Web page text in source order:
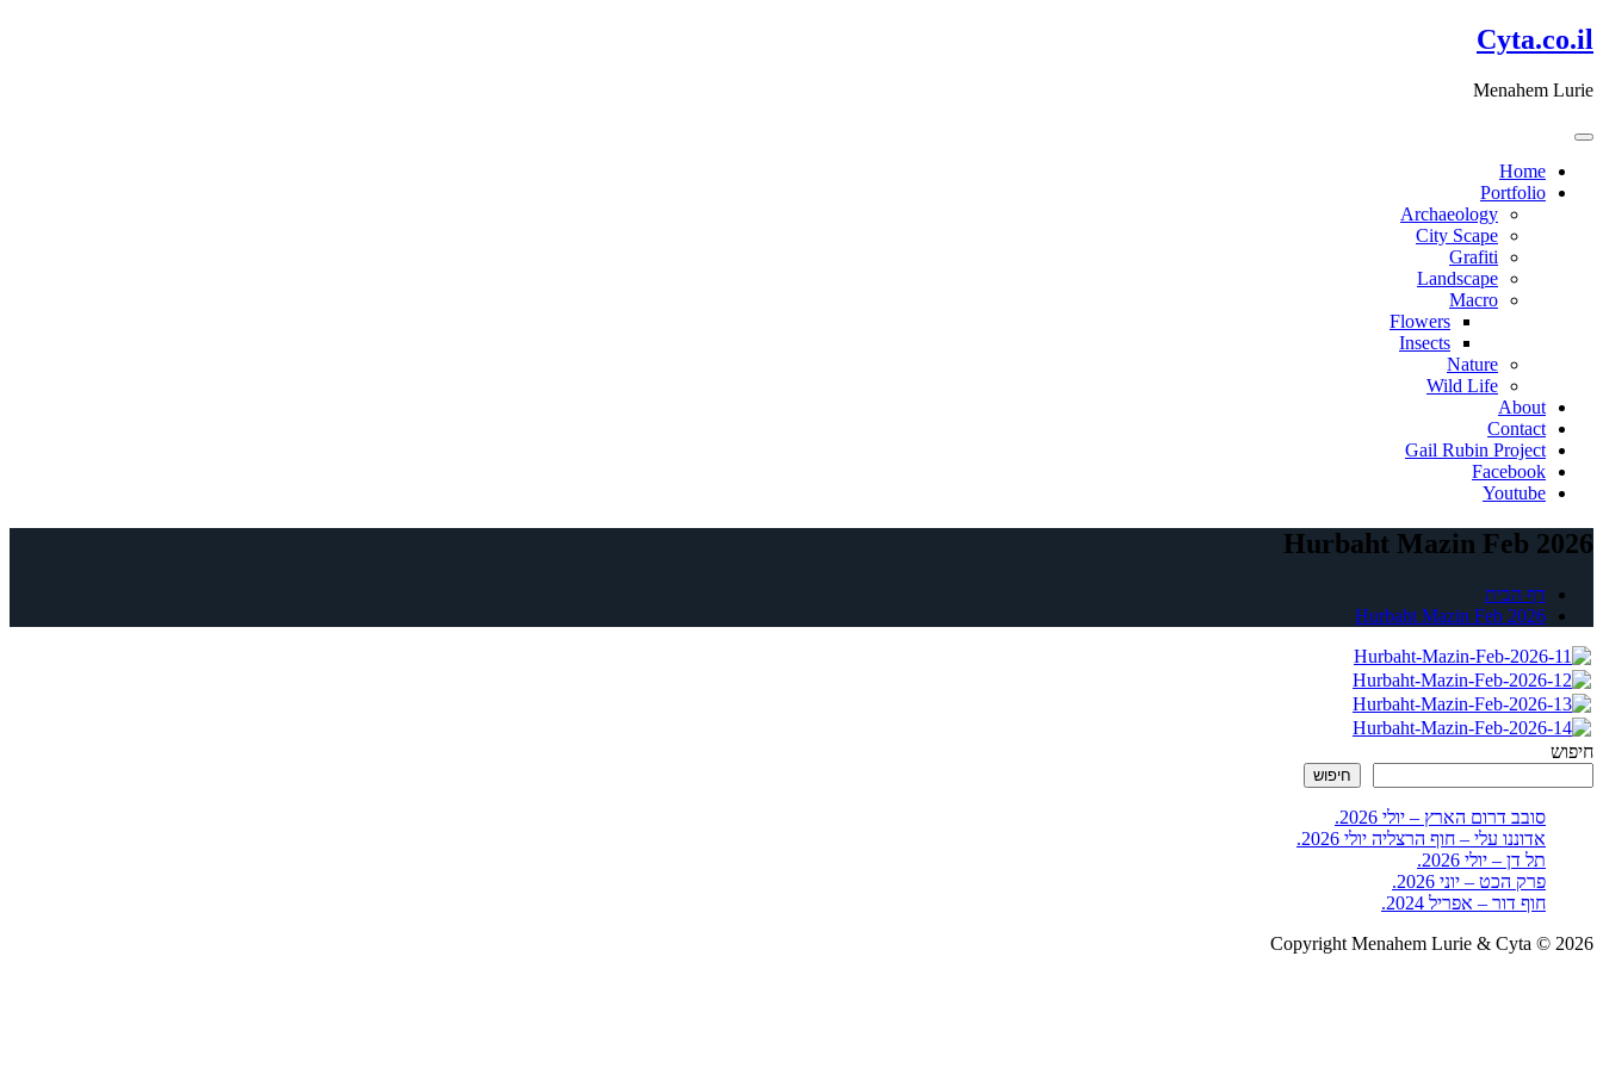
דלג
לתוכן
Cyta.co.il
Menahem Lurie
Home
Portfolio
Archaeology
City Scape
Grafiti
Landscape
Macro
Flowers
Insects
Nature
Wild Life
About
Contact
Gail Rubin Project
Facebook
Youtube
Hurbaht Mazin Feb 2026
דף הבית
Hurbaht Mazin Feb 2026
חיפוש
חיפוש
סובב דרום הארץ – יולי 2026.
אדוננו עלי – חוף הרצליה יולי 2026.
תל דן – יולי 2026.
פרק הכט – יוני 2026.
חוף דור – אפריל 2024.
Copyright Menahem Lurie & Cyta © 2026